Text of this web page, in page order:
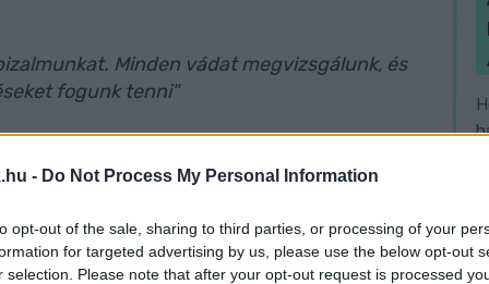
- Do Not Process My Personal Information
opt-out of the sale, sharing to third parties, or processing of your
for targeted advertising by us, please use the below opt-out
selection. Please note that after your opt-out request is processed
Minden vádat megvizsgálunk, és
fogunk tenni"
el, kik vásárolták meg a kémprogramot, ám egy
felfedése nélkül elárulta,